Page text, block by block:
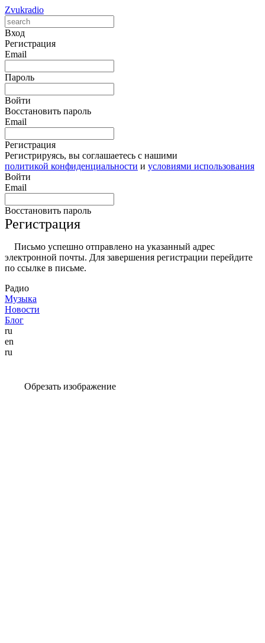
Zvukradio
Вход
Регистрация
Email
Пароль
Войти
Восстановить пароль
Email
Регистрация
Регистрируясь, вы соглашаетесь с нашими
политикой конфиденциальности и условиями использования
Войти
Email
Восстановить пароль
Регистрация
Письмо успешно отправлено на указанный адрес
электронной почты. Для завершения регистрации перейдите
по ссылке в письме.
Радио
Музыка
Новости
Блог
ru
en
ru
Обрезать изображение